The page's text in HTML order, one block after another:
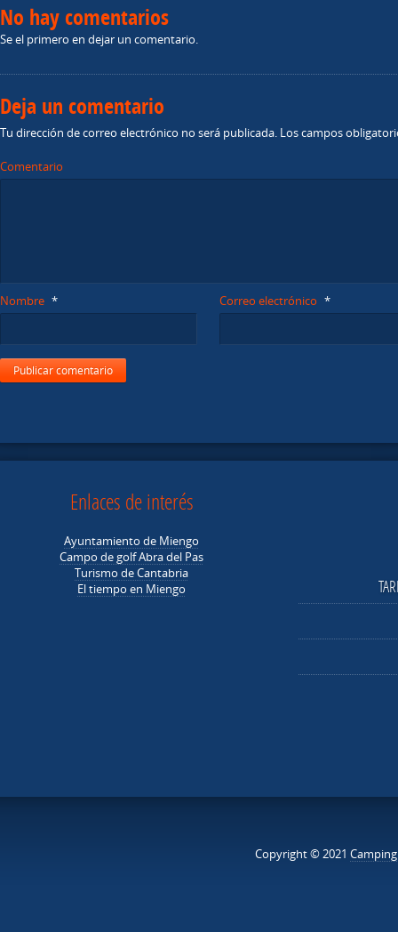
No hay comentarios
Se el primero en dejar un comentario.
Deja un comentario
Tu dirección de correo electrónico no será publicada. Los campos
Comentario
Nombre * Correo electrónico *
Enlaces de interés
Ayuntamiento de Miengo
Campo de golf Abra del Pas
Turismo de Cantabria
El tiempo en Miengo
Copyright © 2021